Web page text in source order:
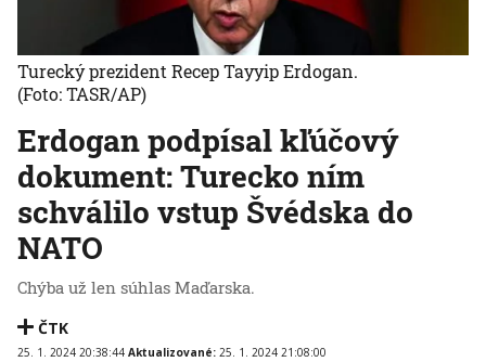
Erdogan podpísal kľúčový
dokument: Turecko ním
schválilo vstup Švédska do
NATO
Chýba už len súhlas Maďarska.
ČTK
25. 1. 2024 20:38:44 Aktualizované: 25. 1. 2024 21:08:00
Turecký prezident Recep Tayyip Erdogan.
(Foto: TASR/AP)